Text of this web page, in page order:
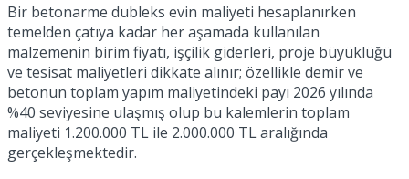
Bir betonarme dubleks evin maliyeti hesaplanırken
temelden çatıya kadar her aşamada kullanılan
malzemenin birim fiyatı, işçilik giderleri, proje büyüklüğü
ve tesisat maliyetleri dikkate alınır; özellikle demir ve
betonun toplam yapım maliyetindeki payı 2026 yılında
%40 seviyesine ulaşmış olup bu kalemlerin toplam
maliyeti 1.200.000 TL ile 2.000.000 TL aralığında
gerçekleşmektedir.